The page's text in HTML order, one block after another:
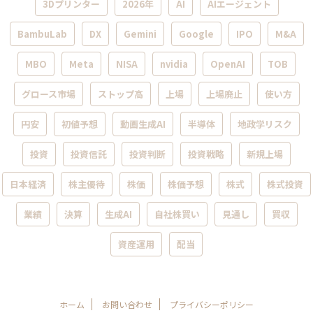
3Dプリンター 2026年 AI AIエージェント
BambuLab DX Gemini Google IPO M&A
MBO Meta NISA nvidia OpenAI TOB
グロース市場 ストップ高 上場 上場廃止 使い方
円安 初値予想 動画生成AI 半導体 地政学リスク
投資 投資信託 投資判断 投資戦略 新規上場
日本経済 株主優待 株価 株価予想 株式 株式投資
業績 決算 生成AI 自社株買い 見通し 買収
資産運用 配当
ホーム お問い合わせ プライバシーポリシー